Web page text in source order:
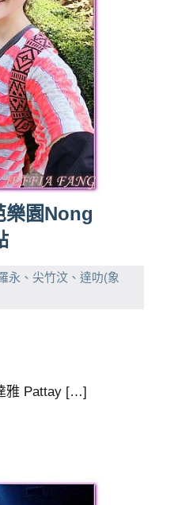
園Nong
永、尖竹汶、達叻(象
雅 Pattay […]